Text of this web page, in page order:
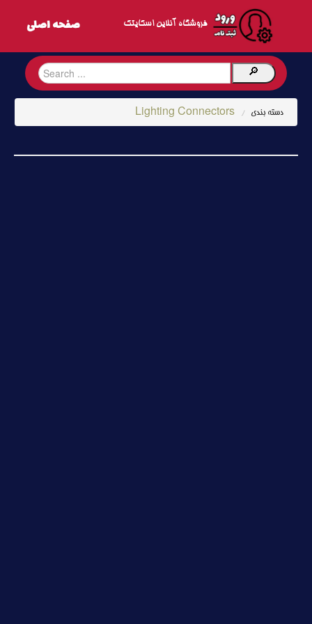
فروشگاه آنلاین اسکایتک
دسته بندی /
Lighting Connectors